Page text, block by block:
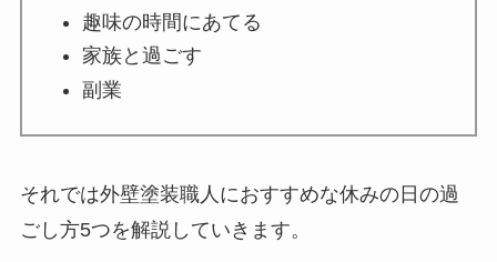
趣味の時間にあてる
家族と過ごす
副業
それでは外壁塗装職人におすすめな休みの日の過
ごし方5つを解説していきます。